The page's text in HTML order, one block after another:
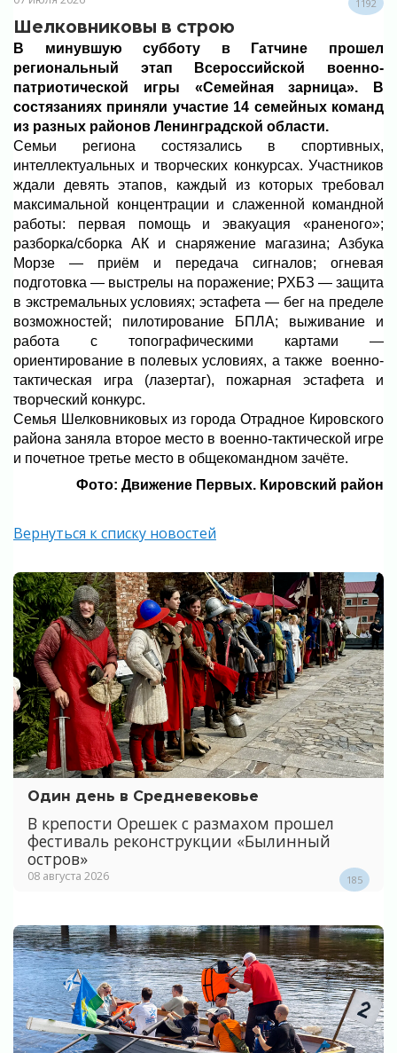
1192
Шелковниковы в строю
В минувшую субботу в Гатчине прошел
региональный этап Всероссийской военно-
патриотической игры «Семейная зарница». В
состязаниях приняли участие 14 семейных команд
из разных районов Ленинградской области.
Семьи региона состязались в спортивных,
интеллектуальных и творческих конкурсах. Участников
ждали девять этапов, каждый из которых требовал
максимальной концентрации и слаженной командной
работы: первая помощь и эвакуация «раненого»;
разборка/сборка АК и снаряжение магазина; Азбука
Морзе — приём и передача сигналов; огневая
подготовка — выстрелы на поражение; РХБЗ — защита
в экстремальных условиях; эстафета — бег на пределе
возможностей; пилотирование БПЛА; выживание и
работа с топографическими картами —
ориентирование в полевых условиях, а также военно-
тактическая игра (лазертаг), пожарная эстафета и
творческий конкурс.
Семья Шелковниковых из города Отрадное Кировского
района заняла второе место в военно-тактической игре
и почетное третье место в общекомандном зачёте.
Фото: Движение Первых. Кировский район
Вернуться к списку новостей
Один день в Средневековье
В крепости Орешек с размахом прошел
фестиваль реконструкции «Былинный
остров»
08 августа 2026 185